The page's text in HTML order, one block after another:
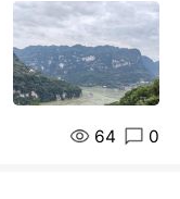
64 0